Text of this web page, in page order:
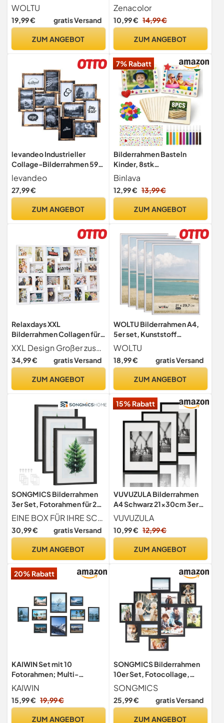
Fotorahmen mit
Passepartout
WOLTU
19,99 € gratis Versand
ZUM ANGEBOT
Gegen Kratzer, Flexibel
Aufhängbar Oder
Freistehend
Zenacolor
10,99 € 14,99 €
ZUM ANGEBOT
levandeo Industrieller
Collage-Bilderrahmen 59,5
x 51,5 cm Kupfer-Schwarz
für 12 Fotos 10 x 15 cm mit
Glasscheiben Rustikale
Zuhause
levandeo
27,99 €
ZUM ANGEBOT
7% Rabatt
Bilderrahmen Basteln
Kinder, 8stk
Holzbilderrahmen zum
Bemalen,10 x 15 cm
Binlava
12,99 € 13,99 €
ZUM ANGEBOT
Relaxdays XXL
Bilderrahmen Collagen für
24 Bilder in 10 x 15, Hoch-
oder Querformat,
Kunststoff, HxB 57 x 86 cm,
XXL Design Großer zusammenhängender Bilderrahmen für 24 Fotos - Weiße Variante der Bildergalerie
34,99 € gratis Versand
ZUM ANGEBOT
WOLTU Bilderrahmen A4,
5er set, Kunststoff
Fotorahmen mit
Passepartout
WOLTU
18,99 € gratis Versand
ZUM ANGEBOT
SONGMICS Bilderrahmen
3er Set, Fotorahmen für 28
x 36 cm, 20 x 25 cm, A4
Bilder, mit Passepartouts,
Rahmen, für Wand oder
MDF, 37 x 29,3 cm,
EINE BOX FÜR IHRE SCHÄTZE Mit einer Innentiefe von 1,3 cm bieten diese schwarzen Bilderrahmen zum Befüllen Platz für kreative 3D-Kunstwerke aus Blättern oder Münzen
30,99 € gratis Versand
ZUM ANGEBOT
15% Rabatt
VUVUZULA Bilderrahmen
A4 Schwarz 21x30cm 3er
Set Fotorahmen Rahmen
DIN A4 mit Passepartout
Urkunden
VUVUZULA
10,99 € 12,99 €
ZUM ANGEBOT
20% Rabatt
KAIWIN Set mit 10
Fotorahmen; Multi-
Fotorahmen; zwei 20 x 25
cm; vier 13 x 18 cm; vier 10 x
15 cm, Bilderrahmen
KAIWIN
15,99 € 19,99 €
ZUM ANGEBOT
SONGMICS Bilderrahmen
10er Set, Fotocollage,
Fotorahmen für die Wand,
zwei 20 x 25 cm, vier 13 x 18
cm, vier 10 x 15 cm,
SONGMICS
25,99 € gratis Versand
ZUM ANGEBOT